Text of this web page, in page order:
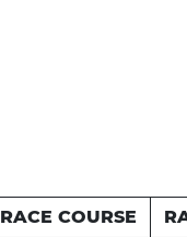
RACE COURSE